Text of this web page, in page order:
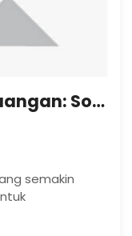
Jasa Audit Laporan Keuangan: Solusi Profesional Menjamin Transparansi dan Kepatuhan Perusahaan di Indonesia
semakin